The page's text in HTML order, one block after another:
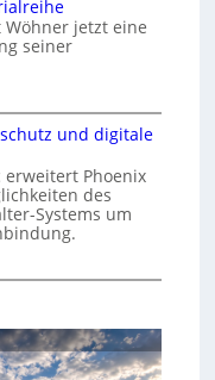
jetzt eine
seiner
und digitale
erweitert Phoenix
des
Systems um